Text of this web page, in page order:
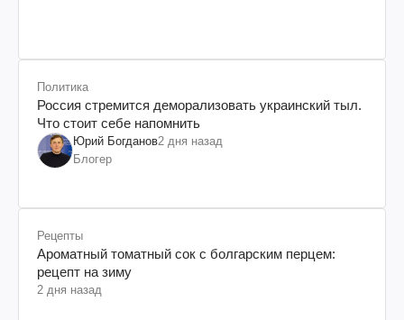
Политика
Россия стремится деморализовать украинский тыл.
Что стоит себе напомнить
Юрий Богданов2 дня назад
Блогер
Рецепты
Ароматный томатный сок с болгарским перцем:
рецепт на зиму
2 дня назад